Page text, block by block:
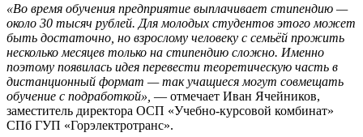
«Во время обучения предприятие выплачивает стипендию —
около 30 тысяч рублей. Для молодых студентов этого может
быть достаточно, но взрослому человеку с семьёй прожить
несколько месяцев только на стипендию сложно. Именно
поэтому появилась идея перевести теоретическую часть в
дистанционный формат — так учащиеся могут совмещать
обучение с подработкой», — отмечает Иван Ячейников,
заместитель директора ОСП «Учебно-курсовой комбинат»
СПб ГУП «Горэлектротранс».